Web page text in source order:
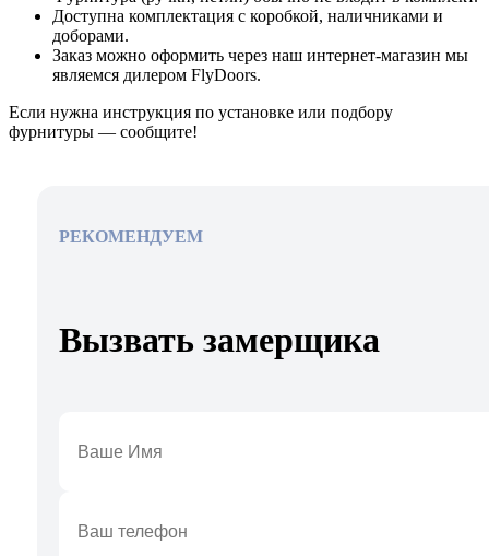
Доступна комплектация с коробкой, наличниками и
доборами.
Заказ можно оформить через наш интернет-магазин мы
являемся дилером FlyDoors.
Если нужна инструкция по установке или подбору
фурнитуры — сообщите!
РЕКОМЕНДУЕМ
Вызвать замерщика